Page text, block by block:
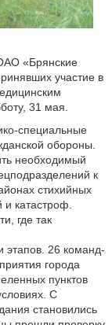
«Брянские
участие в
31 мая.
специальные
обороны.
необходимый
к
стихийных
катастроф.
где так
этапов. 26 команд-
города
пунктов
С
становились